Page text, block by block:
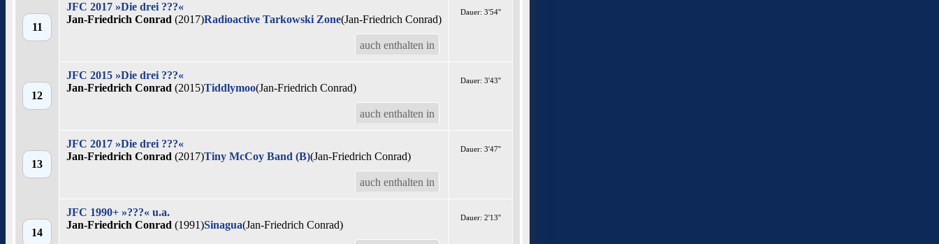
11
JFC 2017 »Die drei ???«
Jan-Friedrich Conrad (2017)Radioactive Tarkowski Zone(Jan-Friedrich Conrad)
auch enthalten in
Dauer: 3'54''
12
JFC 2015 »Die drei ???«
Jan-Friedrich Conrad (2015)Tiddlymoo(Jan-Friedrich Conrad)
auch enthalten in
Dauer: 3'43''
13
JFC 2017 »Die drei ???«
Jan-Friedrich Conrad (2017)Tiny McCoy Band (B)(Jan-Friedrich Conrad)
auch enthalten in
Dauer: 3'47''
14
JFC 1990+ »???« u.a.
Jan-Friedrich Conrad (1991)Sinagua(Jan-Friedrich Conrad)
Dauer: 2'13''